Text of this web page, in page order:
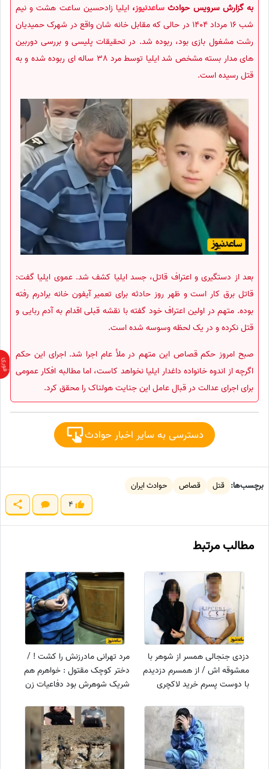
به گزارش سرویس حوادث ساعدنیوز، ایلیا زادحسین ساعت هشت و نیم
شب 16 مرداد 1404 در حالی که مقابل خانه شان واقع در شهرک حمیدیان
رشت مشغول بازی بود، ربوده شد. در تحقیقات پلیسی و بررسی دوربین
های مدار بسته مشخص شد ایلیا توسط مرد 38 ساله ای ربوده شده و به
قتل رسیده است.
بعد از دستگیری و اعتراف قاتل، جسد ایلیا کشف شد. عموی ایلیا گفت:
قاتل برق کار است و ظهر روز حادثه برای تعمیر آیفون خانه برادرم رفته
بوده. متهم در اولین اعتراف خود گفته با نقشه قبلی اقدام به آدم ربایی و
قتل نکرده و در یک لحظه وسوسه شده است.
صبح امروز حکم قصاص این متهم در ملأ عام اجرا شد. اجرای این حکم
اگرچه از اندوه خانواده داغدار ایلیا نخواهد کاست، اما مطالبه افکار عمومی
برای اجرای عدالت در قبال عامل این جنایت هولناک را محقق کرد.
دسترسی به سایر اخبار حوادث
برچسب‌ها: قتل قصاص
حوادث ایران
4
مطالب مرتبط
دزدی جنجالی همسر از شوهر با
معشوقه اش / از همسرم دزدیدم
با دوست پسرم خرید لاکچری
مرد تهرانی مادرزنش را کشت ! /
دختر کوچک مقتول : خواهرم هم
شریک شوهرش بود دفاعیات زن